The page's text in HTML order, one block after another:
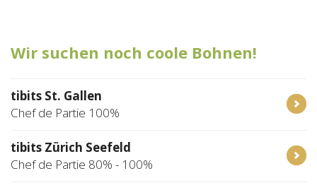
Login
Wir suchen noch coole Bohnen!
tibits St. Gallen
Chef de Partie 100%
tibits Zürich Seefeld
Chef de Partie 80% - 100%